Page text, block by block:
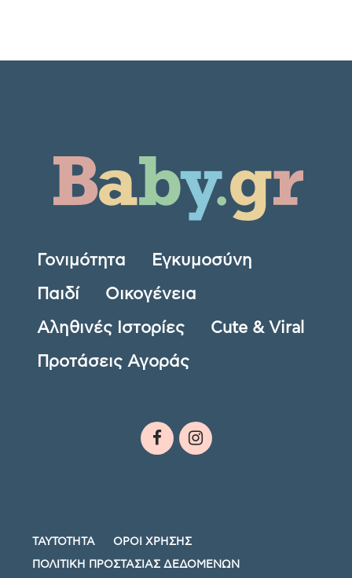
Γονιμότητα Εγκυμοσύνη
Παιδί Οικογένεια
Αληθινές Ιστορίες Cute & Viral
Προτάσεις Αγοράς
ΤΑΥΤΟΤΗΤΑ ΟΡΟΙ ΧΡΗΣΗΣ
ΠΟΛΙΤΙΚΗ ΠΡΟΣΤΑΣΙΑΣ ΔΕΔΟΜΕΝΩΝ